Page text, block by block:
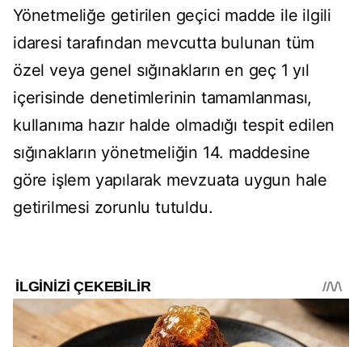
Yönetmeliğe getirilen geçici madde ile ilgili
idaresi tarafından mevcutta bulunan tüm
özel veya genel sığınakların en geç 1 yıl
içerisinde denetimlerinin tamamlanması,
kullanıma hazır halde olmadığı tespit edilen
sığınakların yönetmeliğin 14. maddesine
göre işlem yapılarak mevzuata uygun hale
getirilmesi zorunlu tutuldu.